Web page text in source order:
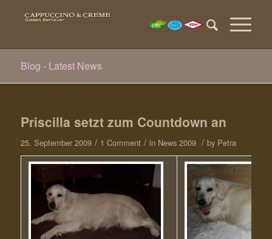
Blog - Latest News
Priscilla setzt zum Countdown an
25. September 2009 / 1 Comment / in News 2009 / by Petra